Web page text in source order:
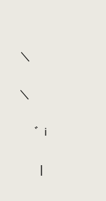
ｉ
|